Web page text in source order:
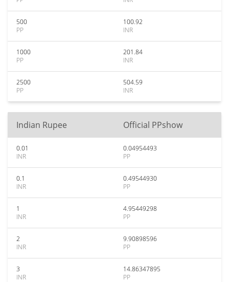
500
PP
100.92
INR
1000
PP
201.84
INR
2500
PP
504.59
INR
Indian Rupee Official PPshow
0.01
INR
0.04954493
PP
0.1
INR
0.49544930
PP
1
INR
4.95449298
PP
2
INR
9.90898596
PP
3
INR
14.86347895
PP